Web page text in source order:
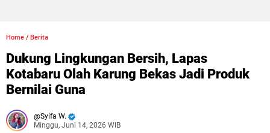
Home / Berita
Dukung Lingkungan Bersih, Lapas
Kotabaru Olah Karung Bekas Jadi Produk
Bernilai Guna
Syifa W.
Minggu, Juni 14, 2026 WIB